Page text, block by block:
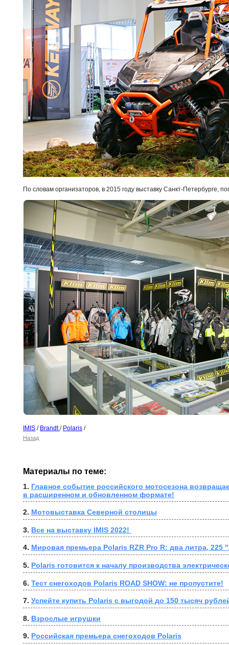
По словам организаторов, в 2015 году выставку Санкт-Петербурге,
IMIS / Brandt/ Polaris /
Назад
Материалы по теме:
1. Главное событие российского мотосезона
в расширенном и обновленном формате!
2. Мотовыставка Северной столицы
3. Все на выставку IMIS 2022!
4. Мировая премьера Polaris RZR Pro R: два литра, 225
5. Polaris готовится к началу производства
6. Тест снегоходов Polaris ROAD SHOW: не пропустите!
7. Успейте купить Polaris с выгодой до 150 тысяч
8. Взрослые игрушки
9. Российская премьера снегоходов Polaris